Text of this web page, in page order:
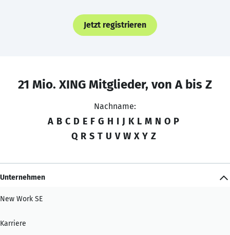
Jetzt registrieren
21 Mio. XING Mitglieder, von A bis Z
Nachname:
A B C D E F G H I J K L M N O P
Q R S T U V W X Y Z
Unternehmen
New Work SE
Karriere